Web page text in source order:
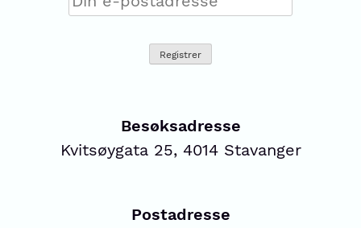
Besøksadresse
Kvitsøygata 25, 4014 Stavanger
Postadresse